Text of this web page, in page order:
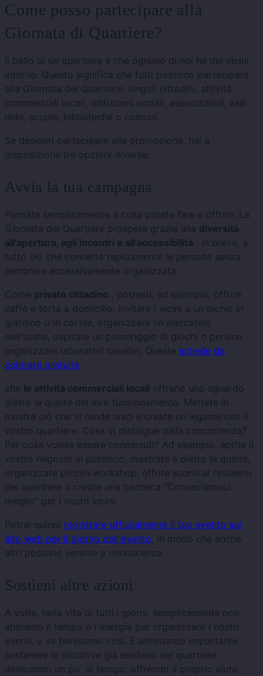
Come posso partecipare alla
Giornata di Quartiere?
Il bello di un quartiere è che ognuno di noi ha dei vicini
intorno. Questo significa che tutti possono partecipare
alla Giornata del Quartiere: singoli cittadini, attività
commerciali locali, istituzioni sociali, associazioni, asili
nido, scuole, biblioteche o comuni.
Se desideri partecipare alla promozione, hai a
disposizione tre opzioni diverse:
Avvia la tua campagna
Pensate semplicemente a cosa potete fare e offrire. La
Giornata del Quartiere prospera grazie alla diversità,
all'apertura, agli incontri e all'accessibilità : in breve, a
tutto ciò che connette rapidamente le persone senza
sembrare eccessivamente organizzata.
Come privato cittadino , potresti, ad esempio, offrire
caffè e torta a domicilio, invitare i vicini a un picnic in
giardino o in cortile, organizzare un mercatino
dell'usato, ospitare un pomeriggio di giochi o persino
organizzare laboratori creativi. Queste schede da
colorare gratuite.
che le attività commerciali locali offrano uno sguardo
dietro le quinte del loro funzionamento. Mettete in
mostra ciò che vi rende unici e create un legame con il
vostro quartiere. Cosa vi distingue dalla concorrenza?
Per cosa volete essere conosciuti? Ad esempio, aprite il
vostro negozio al pubblico, mostrate il dietro le quinte,
organizzate piccoli workshop, offrite sconti ai residenti
del quartiere o create una bacheca "Conosciamoci
meglio" per i vostri vicini.
Potrai quindi registrare ufficialmente il tuo evento sul
sito web per il giorno dell'evento, in modo che anche
altri possano venirne a conoscenza.
Sostieni altre azioni
A volte, nella vita di tutti i giorni, semplicemente non
abbiamo il tempo o l'energia per organizzare i nostri
eventi, e va benissimo così. È altrettanto importante
sostenere le iniziative già esistenti nel quartiere
dedicando un po' di tempo, offrendo il proprio aiuto,